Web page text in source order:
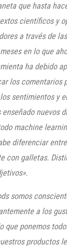
que hasta
científicos y
a través de
en lo que
ha debido
los comentarios
sentimientos y
enseñado nuevos
machine
diferenciar
con galletas.
somos
a los
que ponemos
productos